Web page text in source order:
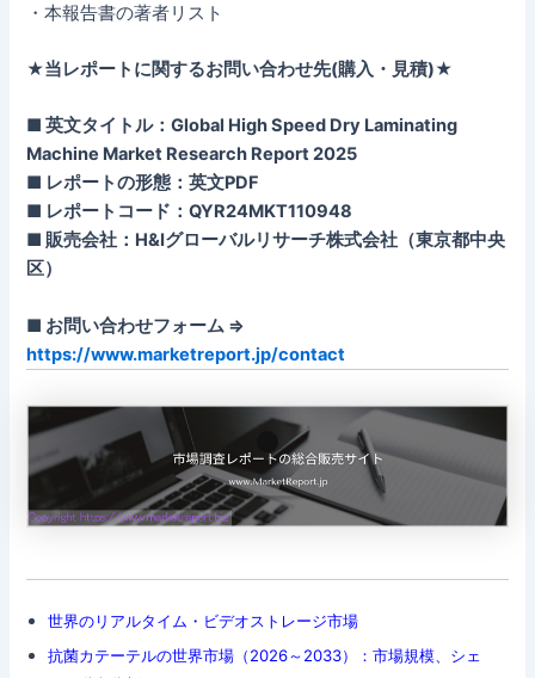
・本報告書の著者リスト
★当レポートに関するお問い合わせ先(購入・見積)★
■ 英文タイトル：Global High Speed Dry Laminating
Machine Market Research Report 2025
■ レポートの形態：英文PDF
■ レポートコード：QYR24MKT110948
■ 販売会社：H&Iグローバルリサーチ株式会社（東京都中央
区）
■ お問い合わせフォーム ⇒
https://www.marketreport.jp/contact
世界のリアルタイム・ビデオストレージ市場
抗菌カテーテルの世界市場（2026～2033）：市場規模、シェ